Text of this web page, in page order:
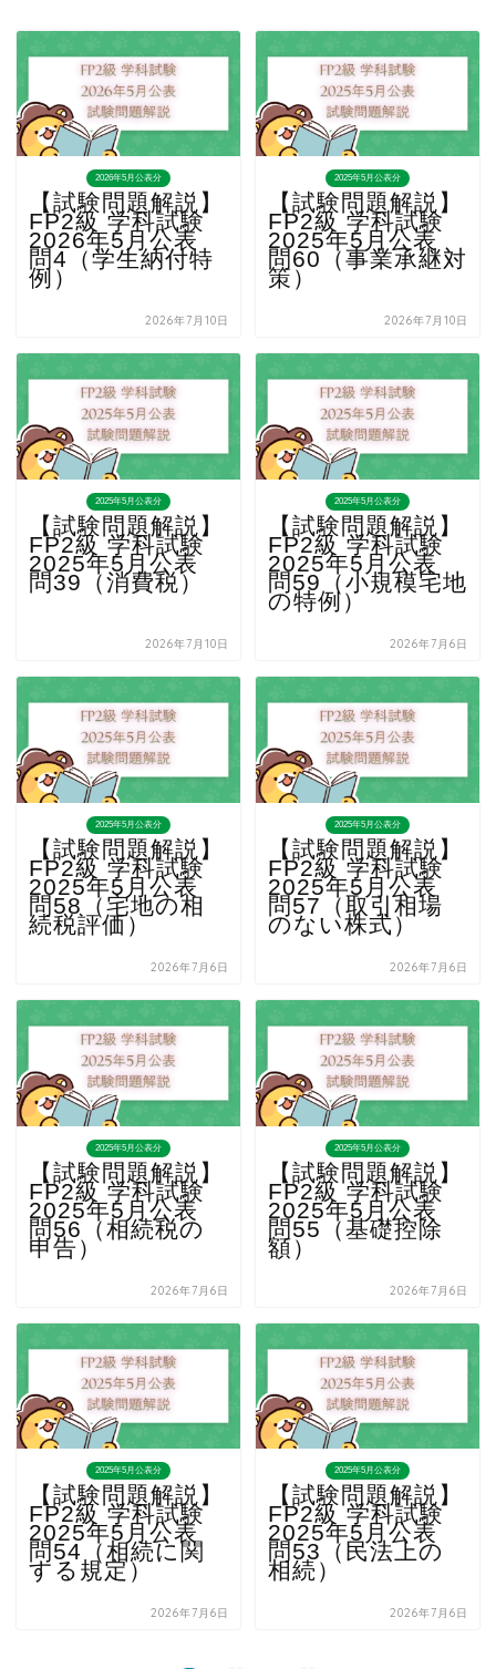
2026年5月公表分
【試験問題解説】
FP2級 学科試験
2026年5月公表
問4（学生納付特
例）
2026年7月10日
2025年5月公表分
【試験問題解説】
FP2級 学科試験
2025年5月公表
問60（事業承継対
策）
2026年7月10日
2025年5月公表分
【試験問題解説】
FP2級 学科試験
2025年5月公表
問39（消費税）
2026年7月10日
2025年5月公表分
【試験問題解説】
FP2級 学科試験
2025年5月公表
問59（小規模宅地
の特例）
2026年7月6日
2025年5月公表分
【試験問題解説】
FP2級 学科試験
2025年5月公表
問58（宅地の相
続税評価）
2026年7月6日
2025年5月公表分
【試験問題解説】
FP2級 学科試験
2025年5月公表
問57（取引相場
のない株式）
2026年7月6日
2025年5月公表分
【試験問題解説】
FP2級 学科試験
2025年5月公表
問56（相続税の
申告）
2026年7月6日
2025年5月公表分
【試験問題解説】
FP2級 学科試験
2025年5月公表
問55（基礎控除
額）
2026年7月6日
2025年5月公表分
【試験問題解説】
FP2級 学科試験
2025年5月公表
問54（相続に関
する規定）
2026年7月6日
2025年5月公表分
【試験問題解説】
FP2級 学科試験
2025年5月公表
問53（民法上の
相続）
2026年7月6日